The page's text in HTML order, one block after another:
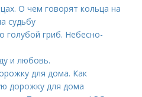
О чем говорят кольца на
судьбу
голубой гриб. Небесно-
и любовь.
для дома. Как
дорожку для дома